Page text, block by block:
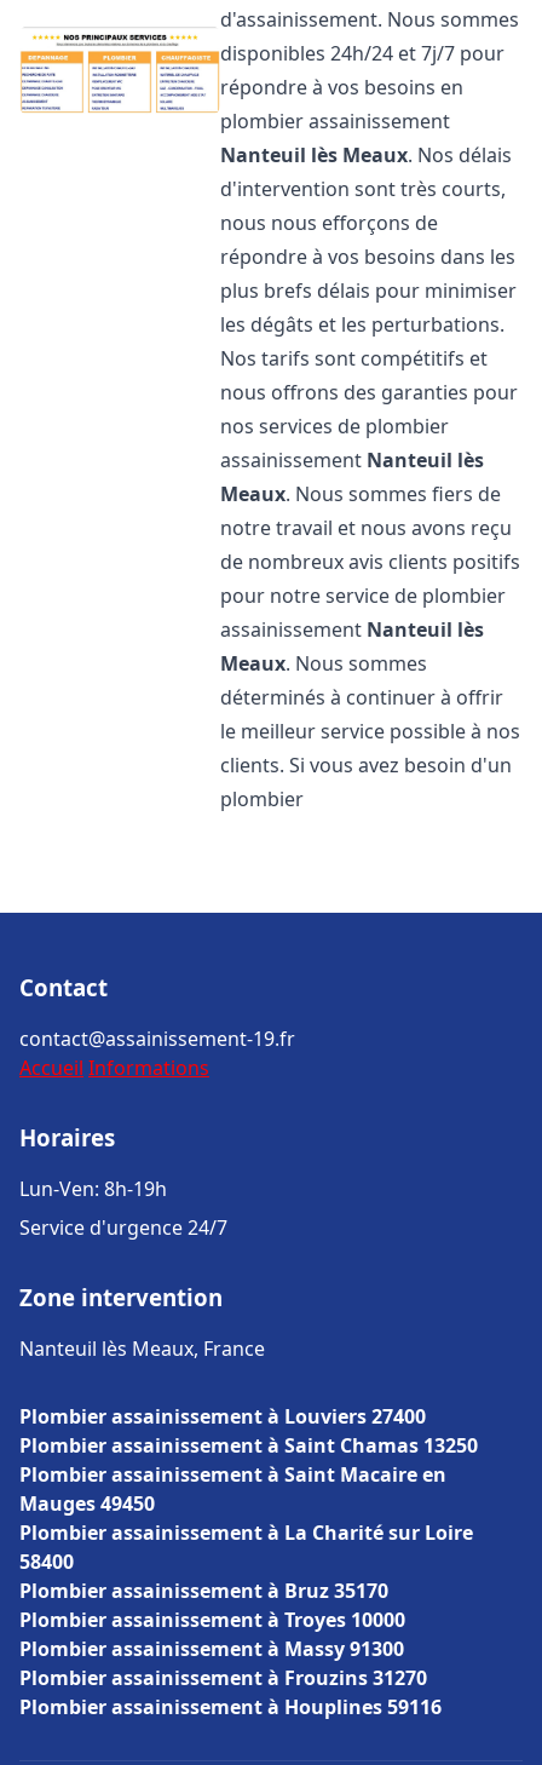
d'assainissement. Nous sommes
disponibles 24h/24 et 7j/7 pour
répondre à vos besoins en
plombier assainissement
Nanteuil lès Meaux. Nos délais
d'intervention sont très courts,
nous nous efforçons de
répondre à vos besoins dans les
plus brefs délais pour minimiser
les dégâts et les perturbations.
Nos tarifs sont compétitifs et
nous offrons des garanties pour
nos services de plombier
assainissement Nanteuil lès
Meaux. Nous sommes fiers de
notre travail et nous avons reçu
de nombreux avis clients positifs
pour notre service de plombier
assainissement Nanteuil lès
Meaux. Nous sommes
déterminés à continuer à offrir
le meilleur service possible à nos
clients. Si vous avez besoin d'un
plombier
Contact
contact@assainissement-19.fr
Accueil Informations
Horaires
Lun-Ven: 8h-19h
Service d'urgence 24/7
Zone intervention
Nanteuil lès Meaux, France
Plombier assainissement à Louviers 27400
Plombier assainissement à Saint Chamas 13250
Plombier assainissement à Saint Macaire en
Mauges 49450
Plombier assainissement à La Charité sur Loire
58400
Plombier assainissement à Bruz 35170
Plombier assainissement à Troyes 10000
Plombier assainissement à Massy 91300
Plombier assainissement à Frouzins 31270
Plombier assainissement à Houplines 59116